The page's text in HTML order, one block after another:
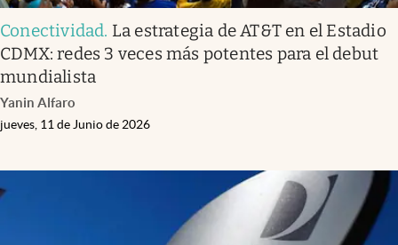
Conectividad. La estrategia de AT&T en el Estadio
CDMX: redes 3 veces más potentes para el debut
mundialista
Yanin Alfaro
jueves, 11 de Junio de 2026